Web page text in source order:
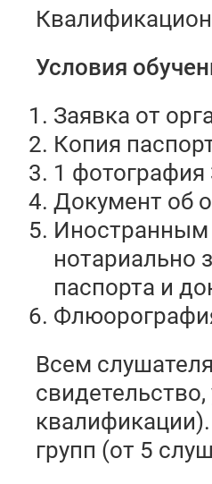
Условия
Заявка от
Копия
1 фотография
Документ об
Иностранным
нотариально
паспорта и
Всем
групп (от 5